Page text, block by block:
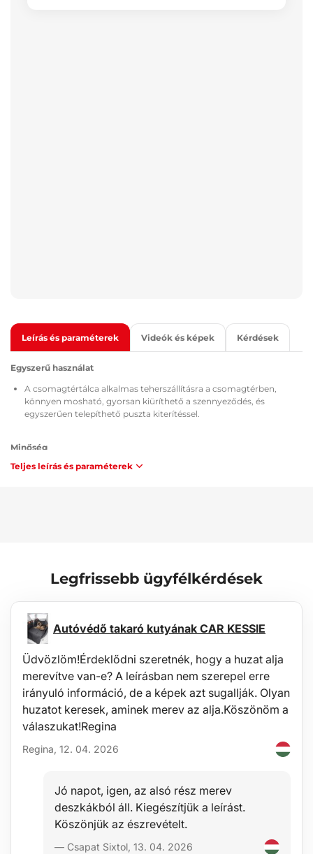
Leírás és paraméterek Videók és képek Kérdések
Egyszerű használat
A csomagtértálca alkalmas teherszállításra a csomagtérben,
könnyen mosható, gyorsan kiüríthető a szennyeződés, és
egyszerűen telepíthető puszta kiterítéssel.
Minőség
Minden csomagtértálca rendelkezik a TÜV Süd Czech
Karbantartás
agresszív, nem abrazív mosószerrel stb.). A tisztítást könnyen el
lehet végezni a járművön kívül, például kerti locsolócsővel.
Az anyag minősége lehetővé teszi a tálca használatát széles
hőmérsékleti tartományban -60°C-tól +80°C-ig, valamint jelentős
ellenállást biztosít az anyag öregedésével szemben UV-sugárzás
hatására.
használatát bármely járműben, egészségügyi kockázatok nélkül.
Ezeknek a tálcáknak az előnye a 4-6 cm magas perem (a
Teljes leírás és paraméterek
Legfrissebb ügyfélkérdések
Autóvédő takaró kutyának CAR KESSIE
Üdvözlöm!Érdeklődni szeretnék, hogy a huzat alja
merevítve van-e? A leírásban nem szerepel erre
irányuló információ, de a képek azt sugallják. Olyan
huzatot keresek, aminek merev az alja.Köszönöm a
válaszukat!Regina
Regina, 12. 04. 2026
Jó napot, igen, az alsó rész merev
deszkákból áll. Kiegészítjük a leírást.
Köszönjük az észrevételt.
— Csapat Sixtol, 13. 04. 2026